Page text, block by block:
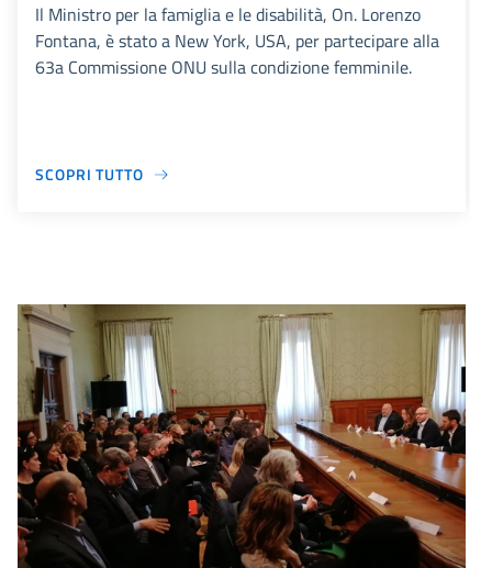
Il Ministro per la famiglia e le disabilità, On. Lorenzo
Fontana, è stato a New York, USA, per partecipare alla
63a Commissione ONU sulla condizione femminile.
SCOPRI TUTTO